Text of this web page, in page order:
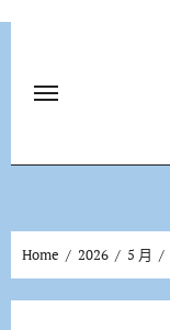
Home 2026 5 月